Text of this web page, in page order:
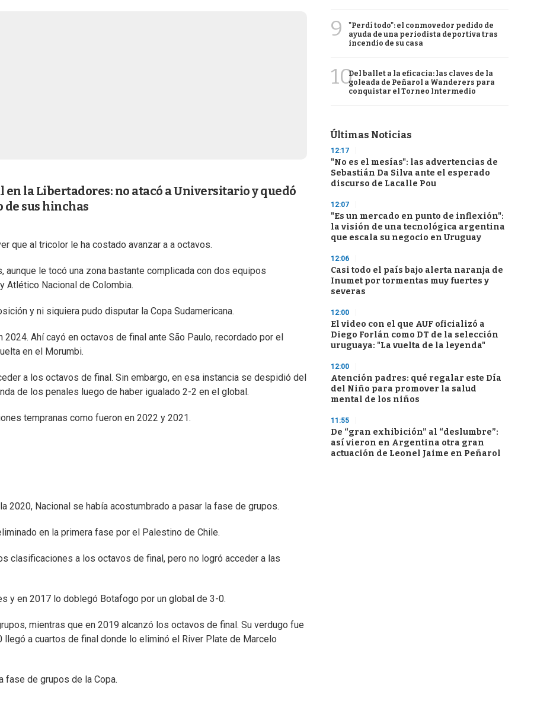
en la Libertadores: no atacó a Universitario y quedó
sus hinchas
que al tricolor le ha costado avanzar a a octavos.
aunque le tocó una zona bastante complicada con dos equipos
Atlético Nacional de Colombia.
y ni siquiera pudo disputar la Copa Sudamericana.
Ahí cayó en octavos de final ante São Paulo, recordado por el
en el Morumbi.
a los octavos de final. Sin embargo, en esa instancia se despidió del
de los penales luego de haber igualado 2-2 en el global.
tempranas como fueron en 2022 y 2021.
2020, Nacional se había acostumbrado a pasar la fase de grupos.
en la primera fase por el Palestino de Chile.
clasificaciones a los octavos de final, pero no logró acceder a las
y en 2017 lo doblegó Botafogo por un global de 3-0.
mientras que en 2019 alcanzó los octavos de final. Su verdugo fue
llegó a cuartos de final donde lo eliminó el River Plate de Marcelo
fase de grupos de la Copa.
9
"Perdí todo": el conmovedor pedido de
ayuda de una periodista deportiva tras
incendio de su casa
10Del ballet a la eficacia: las claves de la
goleada de Peñarol a Wanderers para
conquistar el Torneo Intermedio
Últimas Noticias
12:17
"No es el mesías": las advertencias de
Sebastián Da Silva ante el esperado
discurso de Lacalle Pou
12:07
"Es un mercado en punto de inflexión":
la visión de una tecnológica argentina
que escala su negocio en Uruguay
12:06
Casi todo el país bajo alerta naranja de
Inumet por tormentas muy fuertes y
severas
12:00
El video con el que AUF oficializó a
Diego Forlán como DT de la selección
uruguaya: "La vuelta de la leyenda"
12:00
Atención padres: qué regalar este Día
del Niño para promover la salud
mental de los niños
11:55
De “gran exhibición” al “deslumbre”:
así vieron en Argentina otra gran
actuación de Leonel Jaime en Peñarol